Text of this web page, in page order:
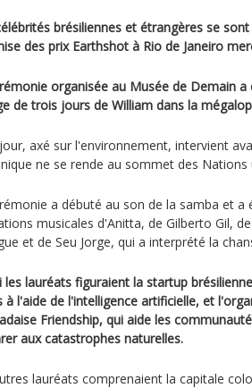
brésiliennes et étrangères se
des prix Earthshot à Rio de Janeiro
organisée au Musée de Demain
de trois jours de William dans la
axé sur l'environnement, intervient
ne se rende au sommet des Nations
a débuté au son de la samba et a
musicales d'Anitta, de Gilberto Gil,
et de Seu Jorge, qui a interprété la
les lauréats figuraient la startup
à l'aide de l'intelligence artificielle, et
Friendship, qui aide les
aux catastrophes naturelles.
lauréats comprenaient la capitale